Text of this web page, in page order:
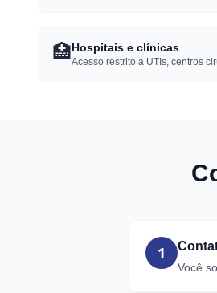
🏥Hospitais e clínicas
Acesso restrito a UTIs, centros
1
Você